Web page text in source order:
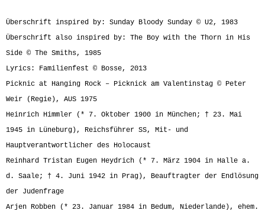
Überschrift inspired by: Sunday Bloody Sunday © U2, 1983
Überschrift also inspired by: The Boy with the Thorn in His
Side © The Smiths, 1985
Lyrics: Familienfest © Bosse, 2013
Picknic at Hanging Rock – Picknick am Valentinstag © Peter
Weir (Regie), AUS 1975
Heinrich Himmler (* 7. Oktober 1900 in München; † 23. Mai
1945 in Lüneburg), Reichsführer SS, Mit- und
Hauptverantwortlicher des Holocaust
Reinhard Tristan Eugen Heydrich (* 7. März 1904 in Halle a.
d. Saale; † 4. Juni 1942 in Prag), Beauftragter der Endlösung
der Judenfrage
Arjen Robben (* 23. Januar 1984 in Bedum, Niederlande), ehem.